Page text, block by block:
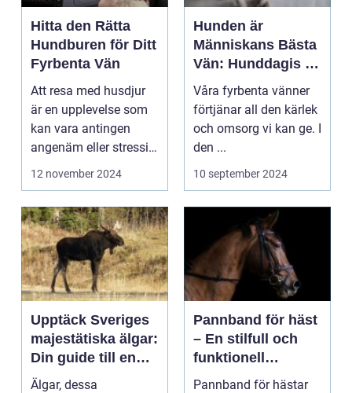
Hitta den Rätta
Hundburen för Ditt
Fyrbenta Vän
Att resa med husdjur
är en upplevelse som
kan vara antingen
angenäm eller stressig,
beroen...
12 november 2024
Hunden är
Människans Bästa
Vän: Hunddagis i
Nacka
Våra fyrbenta vänner
förtjänar all den kärlek
och omsorg vi kan ge. I
den ...
10 september 2024
Upptäck Sveriges
majestätiska älgar:
Din guide till en
moosepark
Älgar, dessa
Pannband för häst
– En stilfull och
funktionell
accessoar
Pannband för hästar